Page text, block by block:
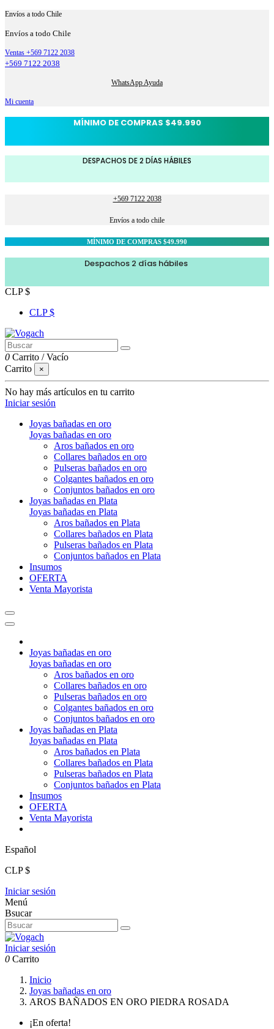
Envíos a todo Chile
Envíos a todo Chile
Ventas +569 7122 2038
+569 7122 2038
WhatsApp Ayuda
Mi cuenta
MÍNIMO DE COMPRAS $49.990
DESPACHOS DE 2 DÍAS HÁBILES
+569 7122 2038
Envíos a todo chile
MÍNIMO DE COMPRAS $49.990
Despachos 2 días hábiles
CLP $
CLP $
0 Carrito /Vacío
Carrito
×
No hay más artículos en tu carrito
Iniciar sesión
Joyas bañadas en oro
Joyas bañadas en oro
Aros bañados en oro
Collares bañados en oro
Pulseras bañados en oro
Colgantes bañados en oro
Conjuntos bañados en oro
Joyas bañadas en Plata
Joyas bañadas en Plata
Aros bañados en Plata
Collares bañados en Plata
Pulseras bañados en Plata
Conjuntos bañados en Plata
Insumos
OFERTA
Venta Mayorista
Joyas bañadas en oro
Joyas bañadas en oro
Aros bañados en oro
Collares bañados en oro
Pulseras bañados en oro
Colgantes bañados en oro
Conjuntos bañados en oro
Joyas bañadas en Plata
Joyas bañadas en Plata
Aros bañados en Plata
Collares bañados en Plata
Pulseras bañados en Plata
Conjuntos bañados en Plata
Insumos
OFERTA
Venta Mayorista
Español
CLP $
Iniciar sesión
Menú
Bsucar
Iniciar sesión
0 Carrito
Inicio
Joyas bañadas en oro
AROS BAÑADOS EN ORO PIEDRA ROSADA
¡En oferta!